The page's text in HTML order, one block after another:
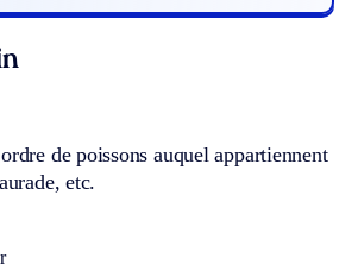
de poissons auquel appartiennent
etc.